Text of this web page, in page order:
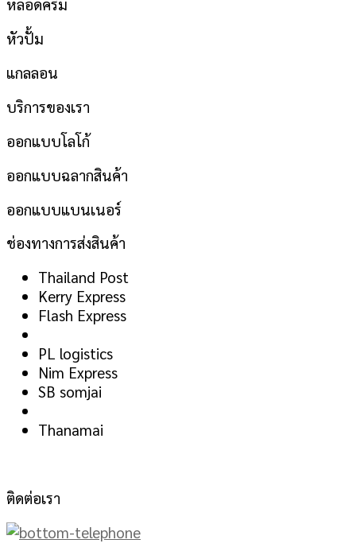
หลอดครีม
หัวปั้ม
แกลลอน
บริการของเรา
ออกแบบโลโก้
ออกแบบฉลากสินค้า
ออกแบบแบนเนอร์
ช่องทางการส่งสินค้า
Thailand Post
Kerry Express
Flash Express
PL logistics
Nim Express
SB somjai
Thanamai
ติดต่อเรา